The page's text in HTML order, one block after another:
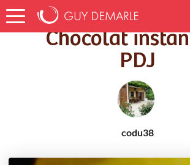
Accueil Recettes Chocolat instantané
Chocolat
PDJ
codu38